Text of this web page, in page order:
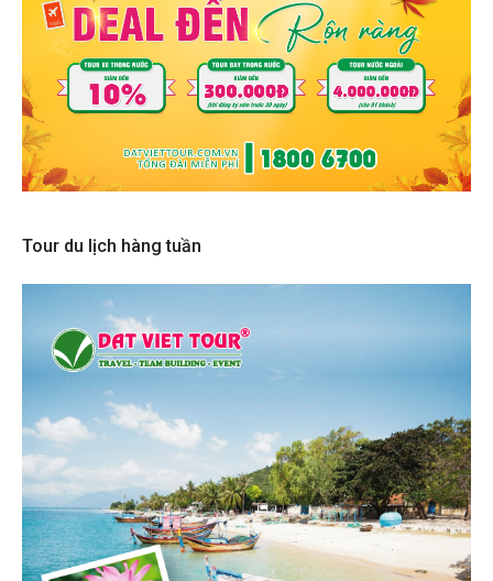
Tour du lịch hàng tuần